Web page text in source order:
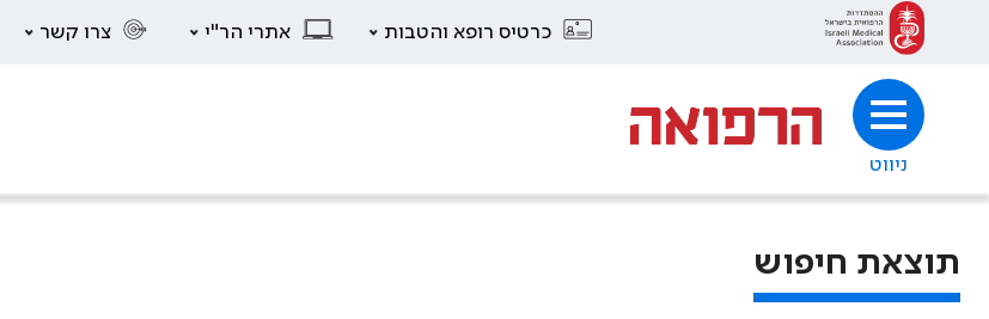
כרטיס רופא והטבות אתרי הר"י צרו קשר
ניווט
תוצאת חיפוש